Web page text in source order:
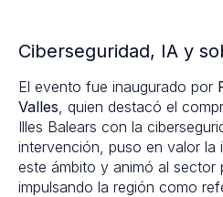
Ciberseguridad, IA y
El evento fue inaugurado por
Valles , quien destacó el
Illes Balears con la
intervención, puso en valor la
este ámbito y animó al sector
impulsando la región como